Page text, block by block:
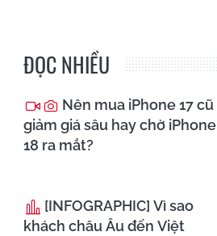
ĐỌC NHIỀU
Nên mua iPhone 17 cũ
giảm giá sâu hay chờ iPhone
18 ra mắt?
[INFOGRAPHIC] Vì sao
khách châu Âu đến Việt